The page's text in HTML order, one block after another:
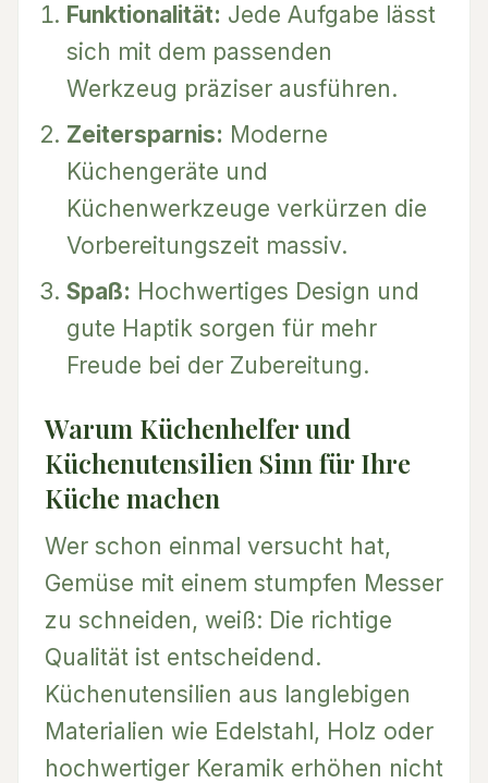
Funktionalität: Jede Aufgabe lässt
sich mit dem passenden
Werkzeug präziser ausführen.
Zeitersparnis: Moderne
Küchengeräte und
Küchenwerkzeuge verkürzen die
Vorbereitungszeit massiv.
Spaß: Hochwertiges Design und
gute Haptik sorgen für mehr
Freude bei der Zubereitung.
Warum Küchenhelfer und
Küchenutensilien Sinn für Ihre
Küche machen
Wer schon einmal versucht hat,
Gemüse mit einem stumpfen Messer
zu schneiden, weiß: Die richtige
Qualität ist entscheidend.
Küchenutensilien aus langlebigen
Materialien wie Edelstahl, Holz oder
hochwertiger Keramik erhöhen nicht